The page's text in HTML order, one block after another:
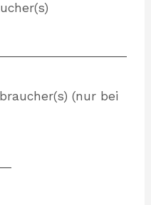
(nur bei